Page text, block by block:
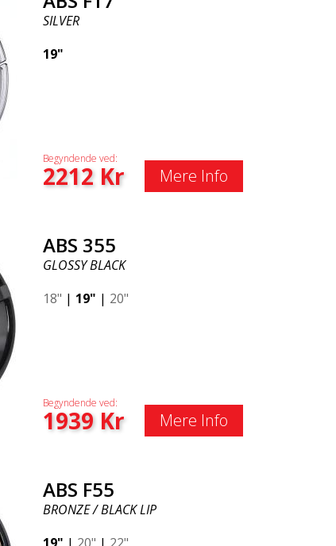
SILVER
19"
Begyndende ved:
2212Kr Mere Info
ABS 355
GLOSSY BLACK
18" | 19" | 20"
Begyndende ved:
1939Kr Mere Info
ABS F55
BRONZE / BLACK LIP